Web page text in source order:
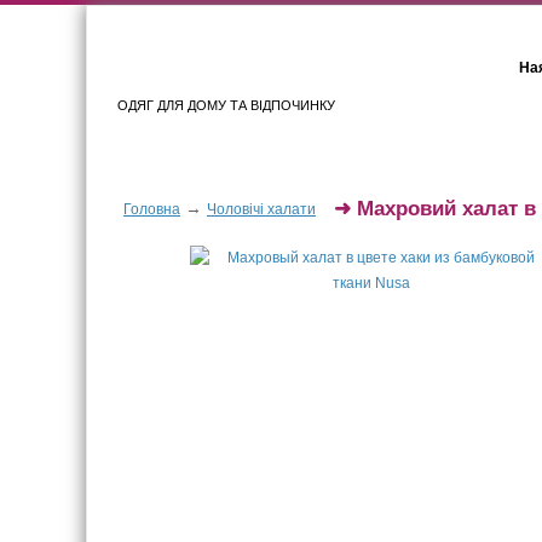
ОДЯГ ДЛЯ ДОМУ ТА ВІДПОЧИНКУ
Головна → Чоловічі халати ➜ Махровий халат в